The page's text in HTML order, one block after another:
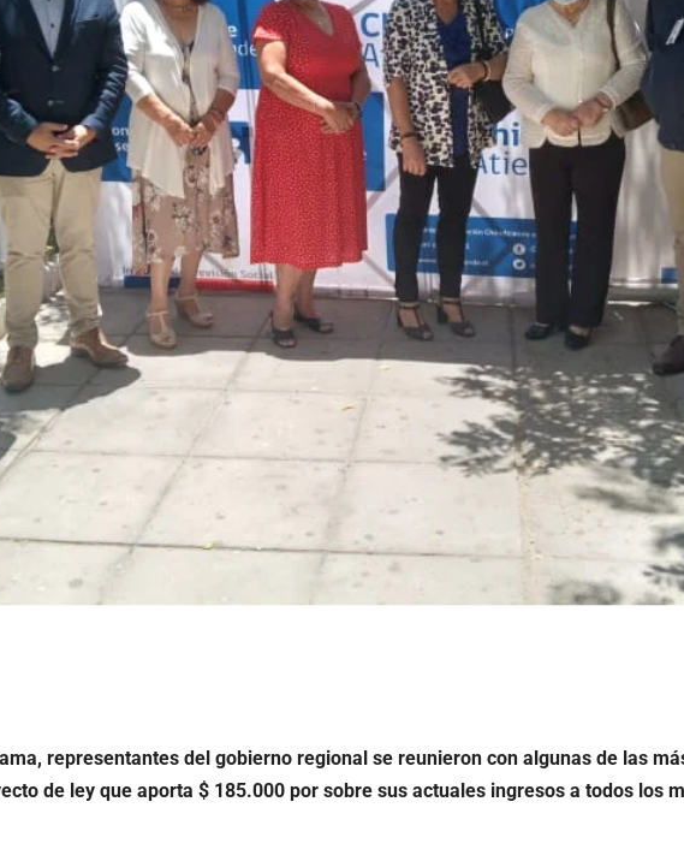
representantes del gobierno regional se reunieron con algunas de las
de ley que aporta $ 185.000 por sobre sus actuales ingresos a todos los